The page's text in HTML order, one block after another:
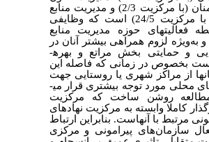
روستایی سمنان (با مرکزیت 2/3) و مدیریت منابع
آب گرمسار با مرکزیت 24/5) است که وظایفی
فعالیت­های حوزه مدیریت منابع
به‌ویژه لزوم همراهی بیشتر آنان در
و حمایتی بخش مراتع و بهره­
بخصوص در زمانی که فاصله این
از مراکز شهری یا روستایی جهت
محلی مورد توجه بیشتری قرار می­
مطالعه روشن ساخت که مرکزیت
کاملا وابسته به مرکزیت نهادهای
مرتبط با آن­هاست. بنابراین ارتباط
سازمان‌های پیرامونی و مرکزی